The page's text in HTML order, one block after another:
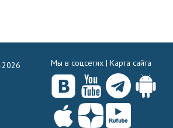
2026 Мы в соцсетях | Карта сайта